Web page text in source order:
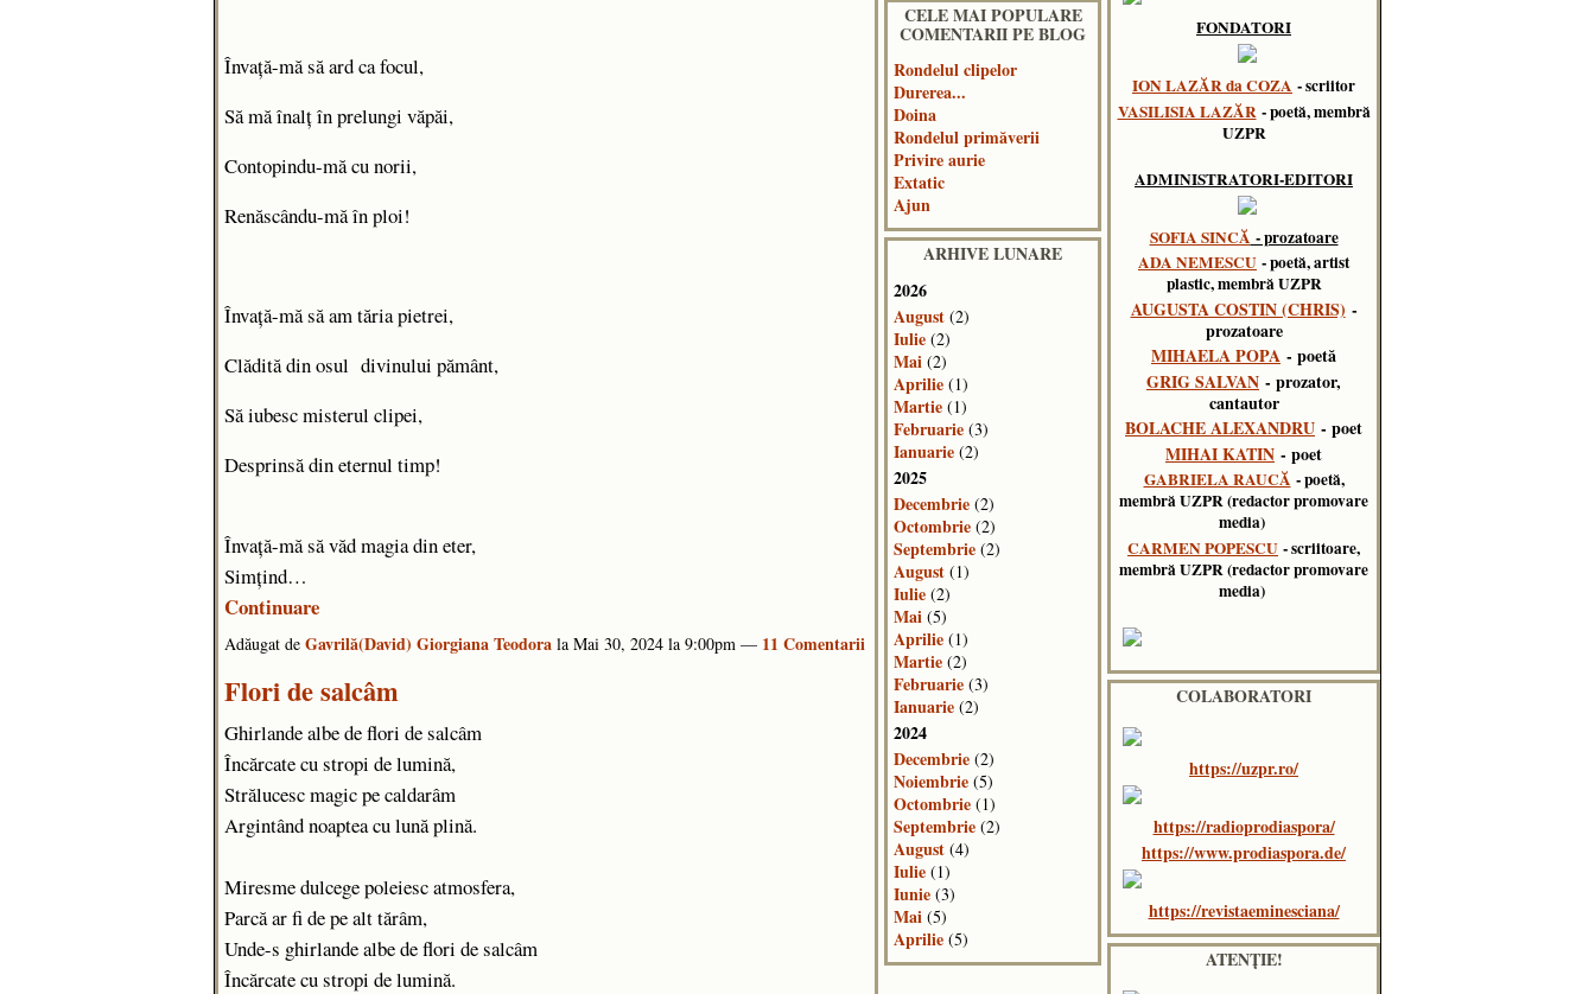
Învaţă-mă să ard ca focul,
Să mă înalţ în prelungi văpăi,
Contopindu-mă cu norii,
Renăscându-mă în ploi!
Învaţă-mă să am tăria pietrei,
Clădită din osul divinului pământ,
Să iubesc misterul clipei,
Desprinsă din eternul timp!
Învaţă-mă să văd magia din eter,
Simțind…
Continuare
Adăugat de Gavrilă(David) Giorgiana Teodora la Mai 30, 2024 la 9:00pm — 11 Comentarii
Flori de salcâm
Ghirlande albe de flori de salcâm
Încărcate cu stropi de lumină,
Strălucesc magic pe caldarâm
Argintând noaptea cu lună plină.
Miresme dulcege poleiesc atmosfera,
Parcă ar fi de pe alt tărâm,
Unde-s ghirlande albe de flori de salcâm
Încărcate cu stropi de lumină.
CELE MAI POPULARE
COMENTARII PE BLOG
Rondelul clipelor
Durerea...
Doina
Rondelul primăverii
Privire aurie
Extatic
Ajun
ARHIVE LUNARE
2026
August (2)
Iulie (2)
Mai (2)
Aprilie (1)
Martie (1)
Februarie (3)
Ianuarie (2)
2025
Decembrie (2)
Octombrie (2)
Septembrie (2)
August (1)
Iulie (2)
Mai (5)
Aprilie (1)
Martie (2)
Februarie (3)
Ianuarie (2)
2024
Decembrie (2)
Noiembrie (5)
Octombrie (1)
Septembrie (2)
August (4)
Iulie (1)
Iunie (3)
Mai (5)
Aprilie (5)
FONDATORI
ION LAZĂR da COZA - scriitor
VASILISIA LAZĂR - poetă, membră
UZPR
ADMINISTRATORI-EDITORI
SOFIA SINCĂ - prozatoare
ADA NEMESCU - poetă, artist
plastic, membră UZPR
AUGUSTA COSTIN (CHRIS) -
prozatoare
MIHAELA POPA - poetă
GRIG SALVAN - prozator,
cantautor
BOLACHE ALEXANDRU - poet
MIHAI KATIN - poet
GABRIELA RAUCĂ - poetă,
membră UZPR (redactor promovare
media)
CARMEN POPESCU - scriitoare,
membră UZPR (redactor promovare
media)
COLABORATORI
https://uzpr.ro/
https://radioprodiaspora/
https://www.prodiaspora.de/
https://revistaeminesciana/
ATENȚIE!